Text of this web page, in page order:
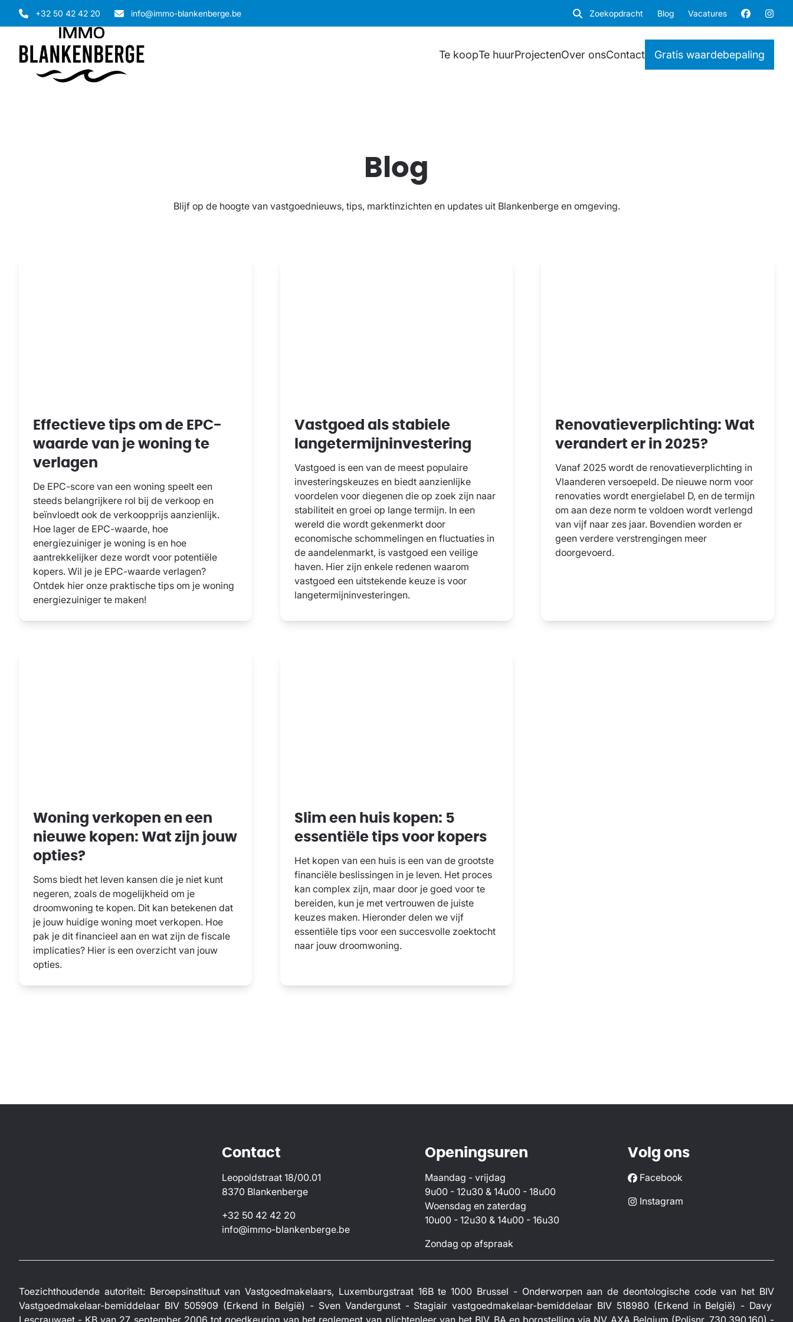
Ga naar hoofdinhoud
+32 50 42 42 20 info@immo-blankenberge.be Zoekopdracht Blog Vacatures
Te koopTe huurProjectenOver onsContact Gratis waardebepaling
Blog
Blijf op de hoogte van vastgoednieuws, tips, marktinzichten en updates uit Blankenberge en omgeving.
Effectieve tips om de EPC-
waarde van je woning te
verlagen
De EPC-score van een woning speelt een
steeds belangrijkere rol bij de verkoop en
beïnvloedt ook de verkoopprijs aanzienlijk.
Hoe lager de EPC-waarde, hoe
energiezuiniger je woning is en hoe
aantrekkelijker deze wordt voor potentiële
kopers. Wil je je EPC-waarde verlagen?
Ontdek hier onze praktische tips om je woning
energiezuiniger te maken!
Vastgoed als stabiele
langetermijninvestering
Vastgoed is een van de meest populaire
investeringskeuzes en biedt aanzienlijke
voordelen voor diegenen die op zoek zijn naar
stabiliteit en groei op lange termijn. In een
wereld die wordt gekenmerkt door
economische schommelingen en fluctuaties in
de aandelenmarkt, is vastgoed een veilige
haven. Hier zijn enkele redenen waarom
vastgoed een uitstekende keuze is voor
langetermijninvesteringen.
Renovatieverplichting: Wat
verandert er in 2025?
Vanaf 2025 wordt de renovatieverplichting in
Vlaanderen versoepeld. De nieuwe norm voor
renovaties wordt energielabel D, en de termijn
om aan deze norm te voldoen wordt verlengd
van vijf naar zes jaar. Bovendien worden er
geen verdere verstrengingen meer
doorgevoerd.
Woning verkopen en een
nieuwe kopen: Wat zijn jouw
opties?
Soms biedt het leven kansen die je niet kunt
negeren, zoals de mogelijkheid om je
droomwoning te kopen. Dit kan betekenen dat
je jouw huidige woning moet verkopen. Hoe
pak je dit financieel aan en wat zijn de fiscale
implicaties? Hier is een overzicht van jouw
opties.
Slim een huis kopen: 5
essentiële tips voor kopers
Het kopen van een huis is een van de grootste
financiële beslissingen in je leven. Het proces
kan complex zijn, maar door je goed voor te
bereiden, kun je met vertrouwen de juiste
keuzes maken. Hieronder delen we vijf
essentiële tips voor een succesvolle zoektocht
naar jouw droomwoning.
Contact
Leopoldstraat 18/00.01
8370 Blankenberge
+32 50 42 42 20
info@immo-blankenberge.be
Openingsuren
Maandag - vrijdag
9u00 - 12u30 & 14u00 - 18u00
Woensdag en zaterdag
10u00 - 12u30 & 14u00 - 16u30
Zondag op afspraak
Volg ons
Facebook
Instagram
Toezichthoudende autoriteit: Beroepsinstituut van Vastgoedmakelaars, Luxemburgstraat 16B te 1000 Brussel - Onderworpen aan de deontologische code van het BIV
Vastgoedmakelaar-bemiddelaar BIV 505909 (Erkend in België) - Sven Vandergunst - Stagiair vastgoedmakelaar-bemiddelaar BIV 518980 (Erkend in België) - Davy
Lescrauwaet - KB van 27 september 2006 tot goedkeuring van het reglement van plichtenleer van het BIV. BA en borgstelling via NV AXA Belgium (Polisnr. 730.390.160) -